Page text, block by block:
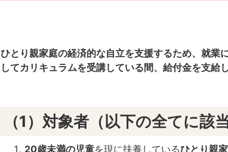
ひとり親家庭の経済的な自立を支援するため、就業
してカリキュラムを受講している間、給付金を支給し
（1）対象者（以下の全てに該
20歳未満の児童を現に扶養しているひとり親